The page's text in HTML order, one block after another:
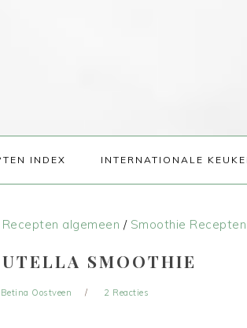
INDEX INTERNATIONALE
Recepten algemeen / Smoothie Recepten
SMOOTHIE
Betina Oostveen 2 Reacties